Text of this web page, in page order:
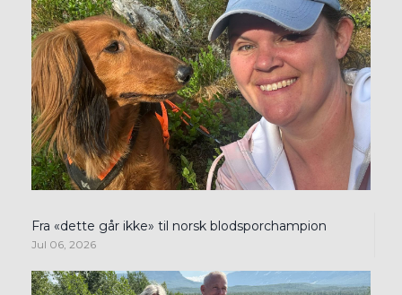
Fra «dette går ikke» til norsk blodsporchampion
Jul 06, 2026